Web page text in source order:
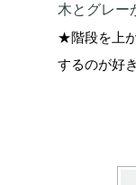
木とグレー
★階段を上
するのが好